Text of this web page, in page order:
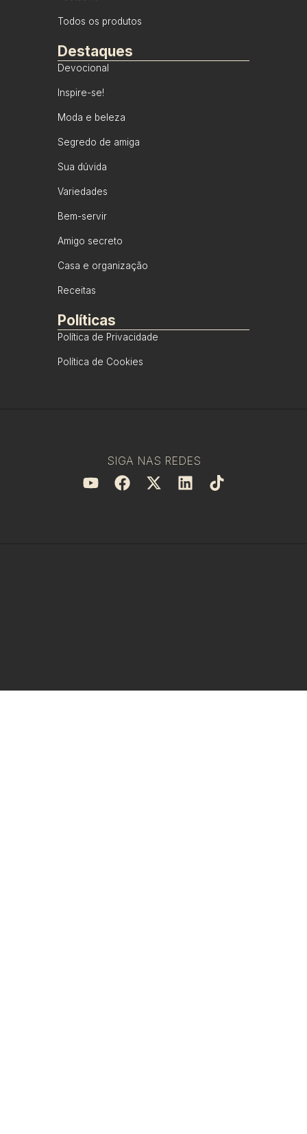
Todos os produtos
Destaques
Devocional
Inspire-se!
Moda e beleza
Segredo de amiga
Sua dúvida
Variedades
Bem-servir
Amigo secreto
Casa e organização
Receitas
Políticas
Política de Privacidade
Política de Cookies
SIGA NAS REDES